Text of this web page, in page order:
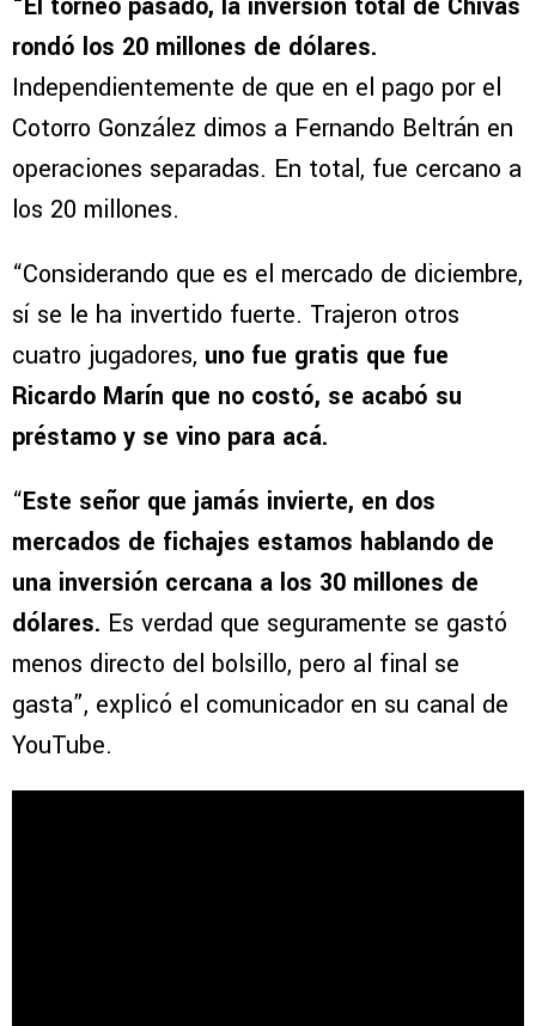
rondó los 20 millones de dólares.
Independientemente de que en el pago por el
Cotorro González dimos a Fernando Beltrán en
operaciones separadas. En total, fue cercano a
los 20 millones.
“Considerando que es el mercado de diciembre,
sí se le ha invertido fuerte. Trajeron otros
cuatro jugadores, uno fue gratis que fue
Ricardo Marín que no costó, se acabó su
préstamo y se vino para acá.
“Este señor que jamás invierte, en dos
mercados de fichajes estamos hablando de
una inversión cercana a los 30 millones de
dólares. Es verdad que seguramente se gastó
menos directo del bolsillo, pero al final se
gasta”, explicó el comunicador en su canal de
YouTube.